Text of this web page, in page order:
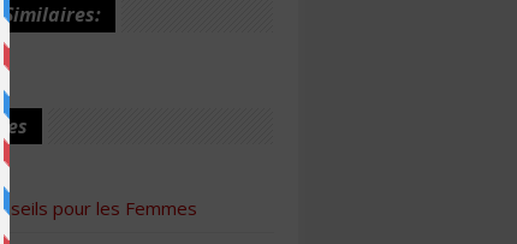
Similaires:
pour les Femmes